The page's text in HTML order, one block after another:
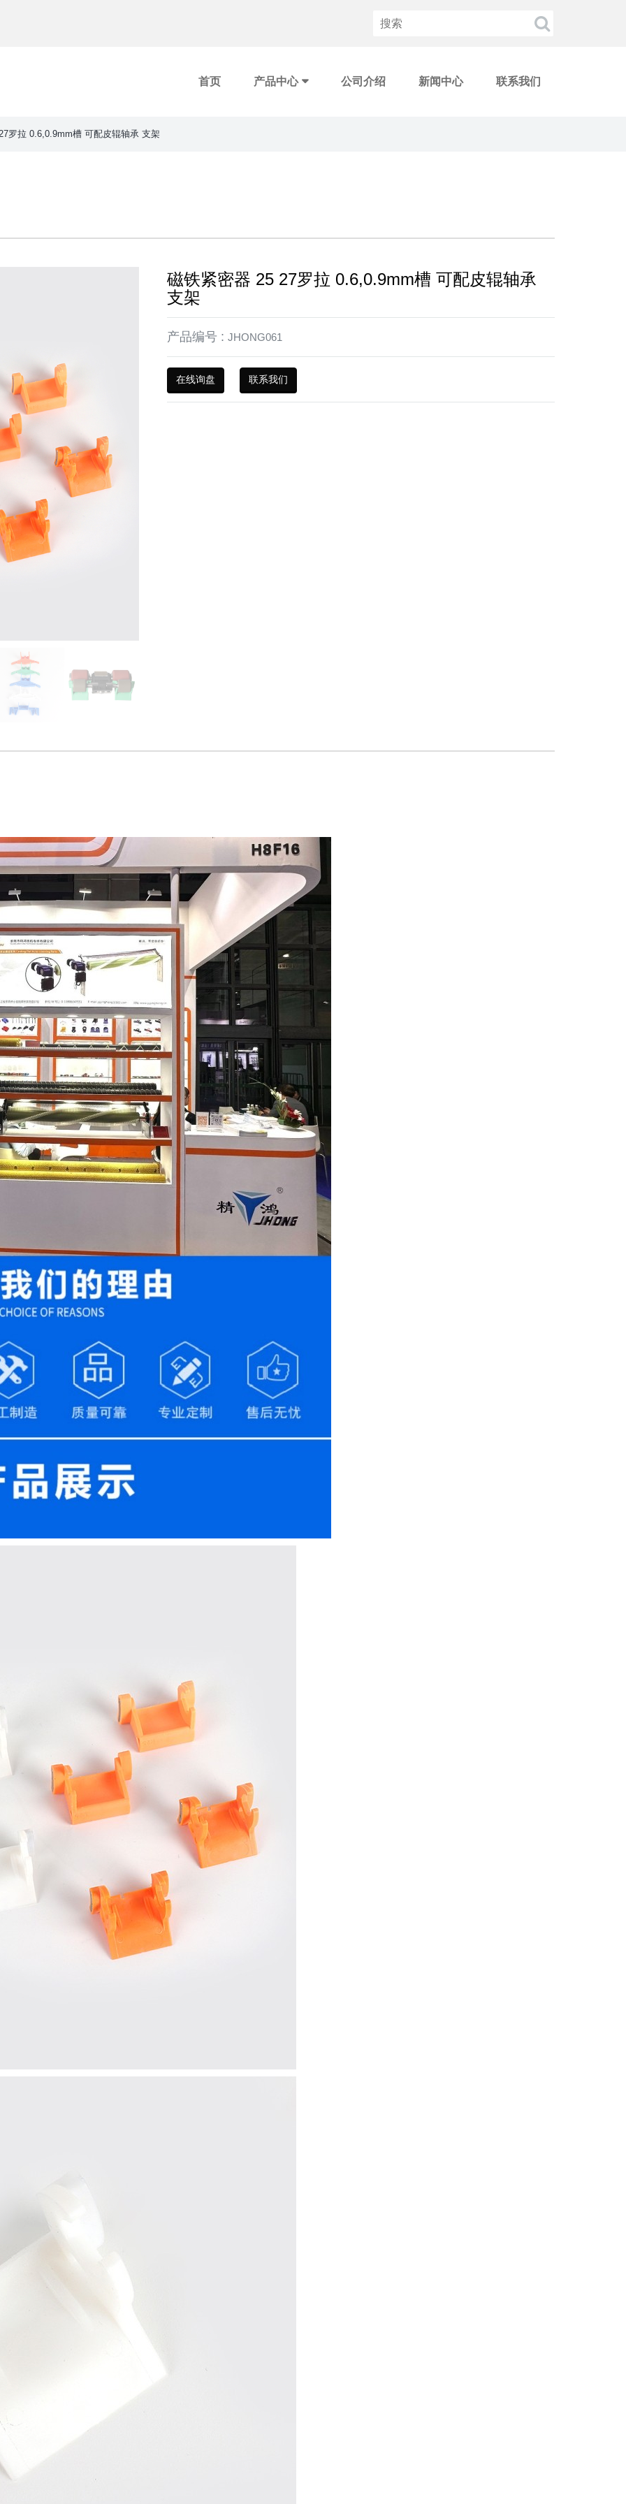
首页 产品中心 公司介绍 新闻中心 联系我们
罗拉 0.6,0.9mm槽 可配皮辊轴承 支架
磁铁紧密器 25 27罗拉 0.6,0.9mm槽 可配皮辊轴承
支架
产品编号 : JHONG061
在线询盘 联系我们